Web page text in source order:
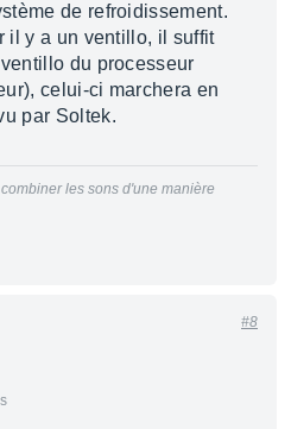
de refroidissement.
il y a un ventillo, il suffit
du processeur
celui-ci marchera en
par Soltek.
les sons d'une manière
#8